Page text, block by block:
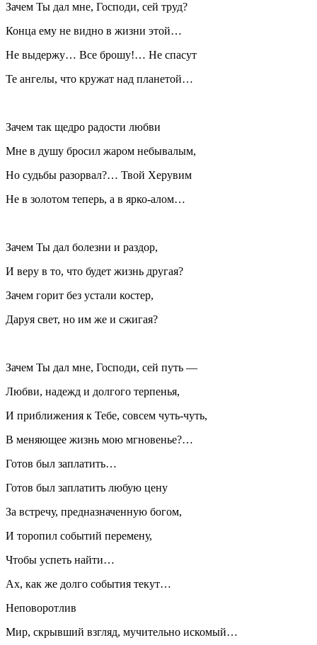
Зачем Ты дал мне, Господи, сей труд?
Конца ему не видно в жизни этой…
Не выдержу… Все брошу!… Не спасут
Те ангелы, что кружат над планетой…
Зачем так щедро радости любви
Мне в душу бросил жаром небывалым,
Но судьбы разорвал?… Твой Херувим
Не в золотом теперь, а в ярко-алом…
Зачем Ты дал болезни и раздор,
И веру в то, что будет жизнь другая?
Зачем горит без устали костер,
Даруя свет, но им же и сжигая?
Зачем Ты дал мне, Господи, сей путь —
Любви, надежд и долгого терпенья,
И приближения к Тебе, совсем чуть-чуть,
В меняющее жизнь мою мгновенье?…
Готов был заплатить…
Готов был заплатить любую цену
За встречу, предназначенную богом,
И торопил событий перемену,
Чтобы успеть найти…
Ах, как же долго события текут…
Неповоротлив
Мир, скрывший взгляд, мучительно искомый…